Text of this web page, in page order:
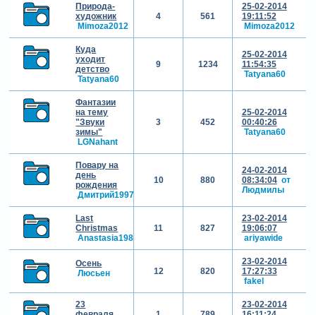
Природа-
художник
Mimoza2012
4 561
25-02-2014
19:11:52
Mimoza2012
Куда
уходит
детство
Tatyana60
9 1234
25-02-2014
11:54:35
Tatyana60
Фантазии
на тему
"Звуки
зимы"
LGNahant
3 452
25-02-2014
00:40:26
Tatyana60
Повару на
день
рождения
Дмитрий1997
10 880
24-02-2014
08:34:04 от
Людмилы
Last
Christmas
Anastasia1984
11 827
23-02-2014
19:06:07
ariyawide
Осень
Люсьен
12 820
23-02-2014
17:27:33
fakel
23
23-02-2014